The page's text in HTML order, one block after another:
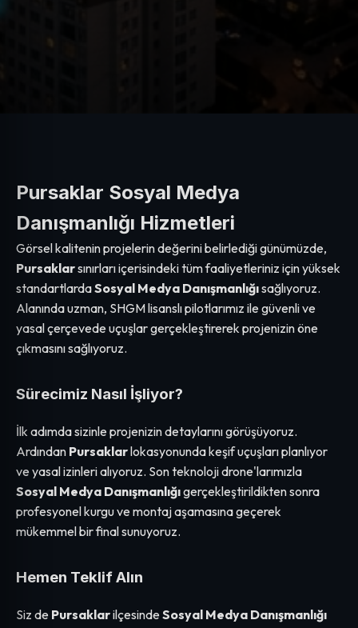
Pursaklar Sosyal Medya
Danışmanlığı Hizmetleri
Görsel kalitenin projelerin değerini belirlediği günümüzde,
Pursaklarsınırları içerisindeki tüm faaliyetleriniz için yüksek
standartlardaSosyal Medya Danışmanlığısağlıyoruz.
Alanında uzman, SHGM lisanslı pilotlarımız ile güvenli ve
yasal çerçevede uçuşlar gerçekleştirerek projenizin öne
çıkmasını sağlıyoruz.
Sürecimiz Nasıl İşliyor?
İlk adımda sizinle projenizin detaylarını görüşüyoruz.
Ardından Pursaklarlokasyonunda keşif uçuşları planlıyor
ve yasal izinleri alıyoruz. Son teknoloji drone'larımızla
Sosyal Medya Danışmanlığıgerçekleştirildikten sonra
profesyonel kurgu ve montaj aşamasına geçerek
mükemmel bir final sunuyoruz.
Hemen Teklif Alın
Siz de PursaklarilçesindeSosyal Medya Danışmanlığı